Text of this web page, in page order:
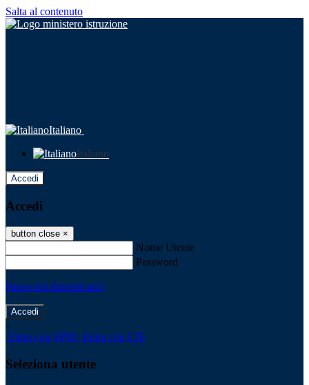
Salta al contenuto
Italiano
Italiano
Accedi
Accedi
button close ×
Nome Utente
Password
Password dimenticata?
-
Entra con SPID Entra con CIE
Seleziona utente